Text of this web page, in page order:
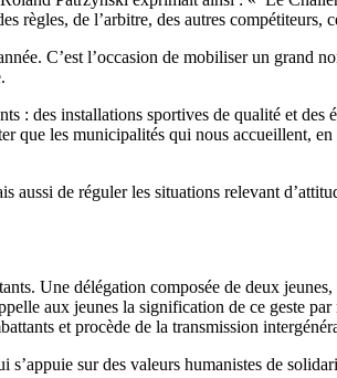
règles, de l’arbitre, des autres compétiteurs,
C’est l’occasion de mobiliser un grand
des installations sportives de qualité et des
que les municipalités qui nous accueillent,
de réguler les situations relevant
Une délégation composée de deux jeunes,
aux jeunes la signification de ce geste
et procède de la transmission
sur des valeurs humanistes de